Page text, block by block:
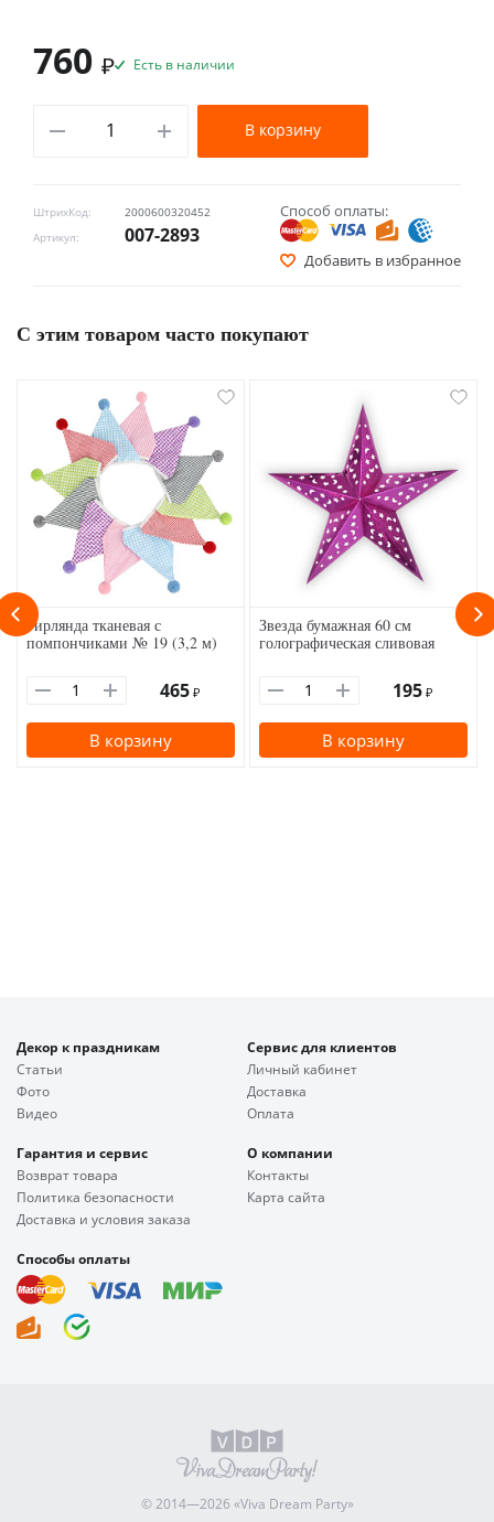
ШтрихКод:
2000600320452
Артикул:
007-2893
Способ оплаты:
Добавить в избранное
760 ₽ Есть в наличии
В корзину
С этим товаром часто покупают
Гирлянда тканевая с
помпончиками № 19 (3,2 м)
465 ₽
В корзину
Звезда бумажная 60 см
голографическая сливовая
195 ₽
В корзину
Декор к праздникам
Статьи
Фото
Видео
Сервис для клиентов
Личный кабинет
Доставка
Оплата
Гарантия и сервис
Возврат товара
Политика безопасности
Доставка и условия заказа
О компании
Контакты
Карта сайта
Способы оплаты
© 2014—2026 «Viva Dream Party»